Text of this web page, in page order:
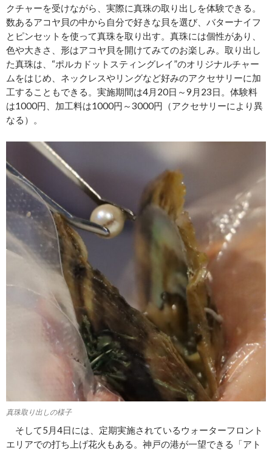
クチャーを受けながら、実際に真珠の取り出しを体験できる。
数あるアコヤ貝の中から自分で好きな貝を選び、バターナイフ
とピンセットを使って真珠を取り出す。真珠には個性があり、
色や大きさ、形はアコヤ貝を開けてみてのお楽しみ。取り出し
た真珠は、“ポルカドットスティングレイ”のオリジナルチャー
ムをはじめ、ネックレスやリングなど好みのアクセサリーに加
工することもできる。実施期間は4月20日～9月23日。体験料
は1000円、加工料は1000円～3000円（アクセサリーにより異
なる）。
真珠取り出しの様子
そして5月4日には、定期実施されているウォーターフロント
エリアでの打ち上げ花火もある。神戸の港が一望できる「アト